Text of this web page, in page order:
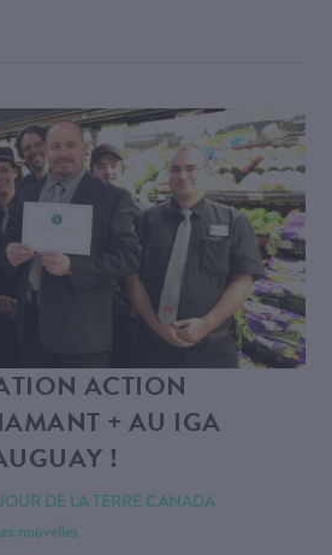
ACTION
+ AU IGA
!
DE LA TERRE CANADA
nouvelles